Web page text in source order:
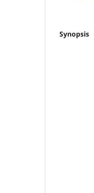
Synopsis